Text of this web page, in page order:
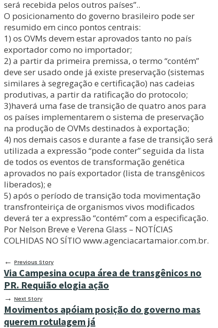
será recebida pelos outros países”..
O posicionamento do governo brasileiro pode ser
resumido em cinco pontos centrais:
1) os OVMs devem estar aprovados tanto no país
exportador como no importador;
2) a partir da primeira premissa, o termo “contém”
deve ser usado onde já existe preservação (sistemas
similares à segregação e certificação) nas cadeias
produtivas, a partir da ratificação do protocolo;
3)haverá uma fase de transição de quatro anos para
os países implementarem o sistema de preservação
na produção de OVMs destinados à exportação;
4) nos demais casos e durante a fase de transição será
utilizada a expressão “pode conter” seguida da lista
de todos os eventos de transformação genética
aprovados no país exportador (lista de transgênicos
liberados); e
5) após o período de transição toda movimentação
transfronteiriça de organismos vivos modificados
deverá ter a expressão “contém” com a especificação.
Por Nelson Breve e Verena Glass – NOTÍCIAS
COLHIDAS NO SÍTIO www.agenciacartamaior.com.br.
← Previous Story
Via Campesina ocupa área de transgênicos no
PR. Requião elogia ação
→ Next Story
Movimentos apóiam posição do governo mas
querem rotulagem já